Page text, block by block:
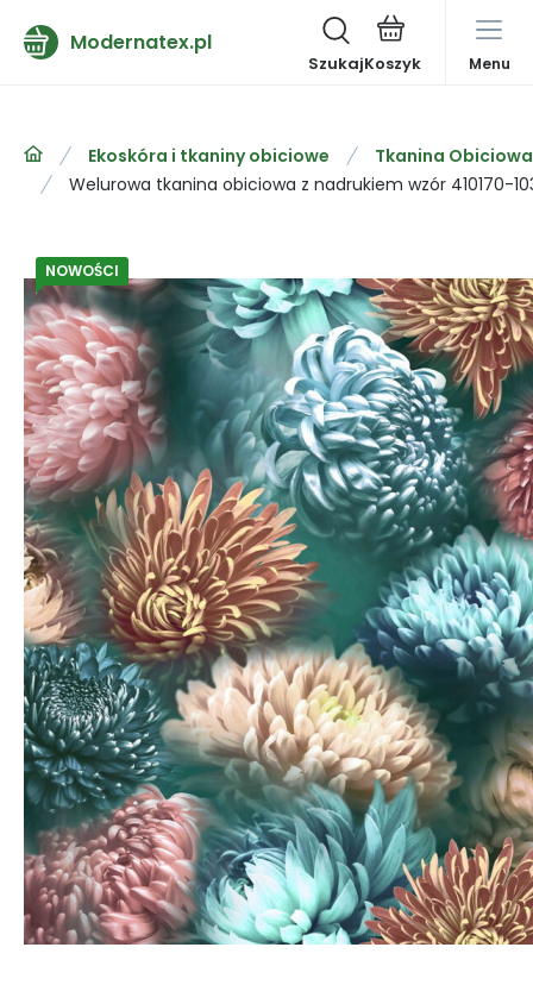
Modernatex.pl
Szukaj Menu
Ekoskóra i tkaniny obiciowe
Tkanina Obiciowa
Welurowa tkanina obiciowa z nadrukiem wzór 410170-
NOWOŚCI